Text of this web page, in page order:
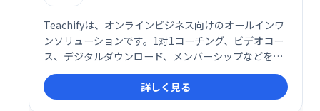
Teachifyは、オンラインビジネス向けのオールインワ
ンソリューションです。1対1コーチング、ビデオコー
ス、デジタルダウンロード、メンバーシップなどを、
簡単に管理・販売できます。堅牢で洗練されたシステ
ムを、手頃な価格で提供。あなたの才能を収益化し、
ビジネスを成長させましょう！
詳しく見る